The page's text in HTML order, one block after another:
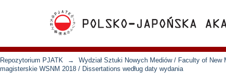
Repozytorium PJATK →
Wydział Sztuki Nowych Mediów / Faculty of New
magisterskie WSNM 2018 / Dissertations według daty wydania